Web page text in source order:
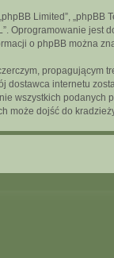
„phpBB Limited”,
Oprogramowanie jest
o phpBB można
internetu
wszystkich
może dojść do